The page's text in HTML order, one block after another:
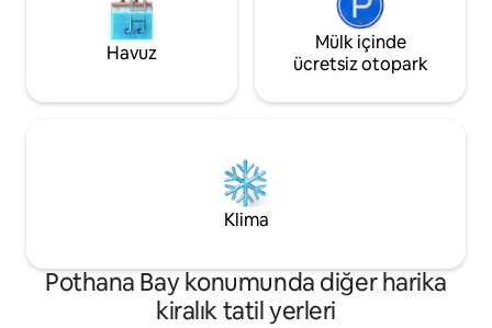
Havuz
Mülk içinde
ücretsiz otopark
Klima
Pothana Bay konumunda diğer harika
kiralık tatil yerleri